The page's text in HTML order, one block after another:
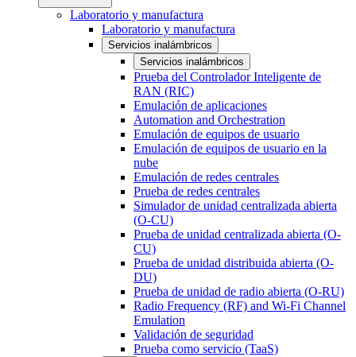
Laboratorio y manufactura
Laboratorio y manufactura
Servicios inalámbricos
Servicios inalámbricos
Prueba del Controlador Inteligente de
RAN (RIC)
Emulación de aplicaciones
Automation and Orchestration
Emulación de equipos de usuario
Emulación de equipos de usuario en la
nube
Emulación de redes centrales
Prueba de redes centrales
Simulador de unidad centralizada abierta
(O-CU)
Prueba de unidad centralizada abierta (O-
CU)
Prueba de unidad distribuida abierta (O-
DU)
Prueba de unidad de radio abierta (O-RU)
Radio Frequency (RF) and Wi-Fi Channel
Emulation
Validación de seguridad
Prueba como servicio (TaaS)